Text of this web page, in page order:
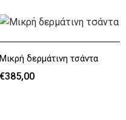
Μικρή δερμάτινη τσάντα
€385,00